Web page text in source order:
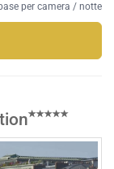
per camera / notte